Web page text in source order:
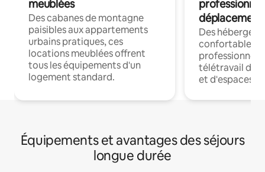
meublées
Des cabanes de montagne
paisibles aux appartements
urbains pratiques, ces
locations meublées offrent
tous les équipements d'un
logement standard.
déplacement
Des
confortables
professionnels
télétravail
et d'espaces
Équipements et avantages des séjours
longue durée